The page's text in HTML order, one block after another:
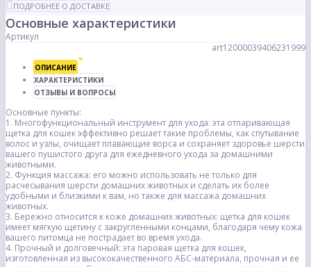
ПОДРОБНЕЕ О ДОСТАВКЕ
Основные характеристики
Артикул
art12000039406231999
ОПИСАНИЕ
ХАРАКТЕРИСТИКИ
ОТЗЫВЫ И ВОПРОСЫ
Основные пункты:
1. Многофункциональный инструмент для ухода: эта отпаривающая
щетка для кошек эффективно решает такие проблемы, как спутывание
волос и узлы, очищает плавающие ворса и сохраняет здоровье шерсти
вашего пушистого друга для ежедневного ухода за домашними
животными.
2. Функция массажа: его можно использовать не только для
расчесывания шерсти домашних животных и сделать их более
удобными и близкими к вам, но также для массажа домашних
животных.
3. Бережно относится к коже домашних животных: щетка для кошек
имеет мягкую щетину с закругленными концами, благодаря чему кожа
вашего питомца не пострадает во время ухода.
4. Прочный и долговечный: эта паровая щетка для кошек,
изготовленная из высококачественного АБС-материала, прочная и ее